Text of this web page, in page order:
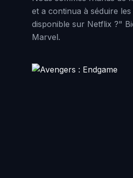
et a continua à séduire
disponible sur Netflix ?"
Marvel.